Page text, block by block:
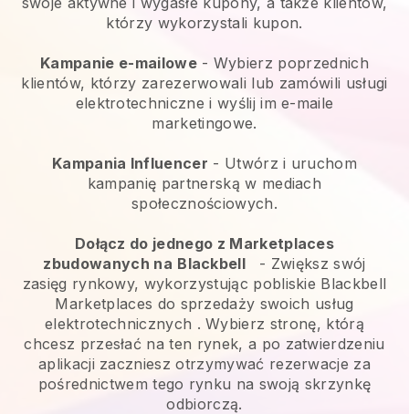
którzy wykorzystali kupon.
Kampanie e-mailowe- Wybierz poprzednich
klientów, którzy zarezerwowali lub zamówili usługi
elektrotechniczne i wyślij im e-maile
marketingowe.
Kampania Influencer - Utwórz i uruchom
kampanię partnerską w mediach
społecznościowych.
Dołącz do jednego z Marketplaces
zbudowanych na Blackbell - Zwiększ swój
zasięg rynkowy, wykorzystując pobliskie Blackbell
Marketplaces do sprzedaży swoich usług
elektrotechnicznych . Wybierz stronę, którą
chcesz przesłać na ten rynek, a po zatwierdzeniu
aplikacji zaczniesz otrzymywać rezerwacje za
pośrednictwem tego rynku na swoją skrzynkę
odbiorczą.